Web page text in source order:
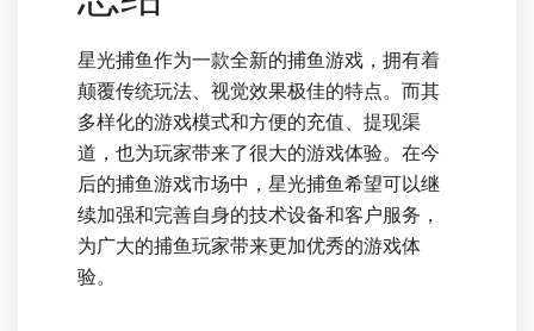
星光捕鱼作为一款全新的捕鱼游戏，拥有着
颠覆传统玩法、视觉效果极佳的特点。而其
多样化的游戏模式和方便的充值、提现渠
道，也为玩家带来了很大的游戏体验。在今
后的捕鱼游戏市场中，星光捕鱼希望可以继
续加强和完善自身的技术设备和客户服务，
为广大的捕鱼玩家带来更加优秀的游戏体
验。